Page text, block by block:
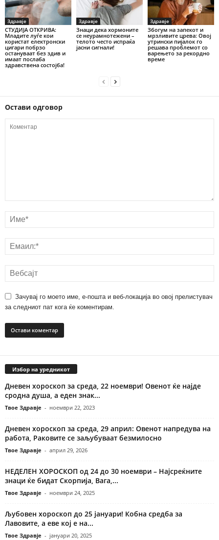
Здравје
СТУДИЈА ОТКРИВА:
Младите луѓе кои
користат електронски
цигари побрзо
остануваат без здив и
имаат послаба
здравствена состојба!
Здравје
Знаци дека хормоните
се неурамнотежени –
телото често испраќа
јасни сигнали!
Здравје
Збогум на запекот и
мрзливите црева: Овој
утрински пијалок го
решава проблемот со
варењето за рекордно
време
Остави одговор
Зачувај го моето име, е-пошта и веб-локација во овој прелистувач
за следниот пат кога ќе коментирам.
Избор на уредникот
Дневен хороскоп за среда, 22 ноември! Овенот ќе најде
сродна душа, а еден знак...
Твое Здравје - ноември 22, 2023
Дневен хороскоп за среда, 29 април: Овенот напредува на
работа, Раковите се заљубуваат безмилосно
Твое Здравје - април 29, 2026
НЕДЕЛЕН ХОРОСКОП од 24 до 30 ноември – Најсреќните
знаци ќе бидат Скорпија, Вага,...
Твое Здравје - ноември 24, 2025
Љубовен хороскоп до 25 јануари! Кобна средба за
Лавовите, а еве кој е на...
Твое Здравје - јануари 20, 2025